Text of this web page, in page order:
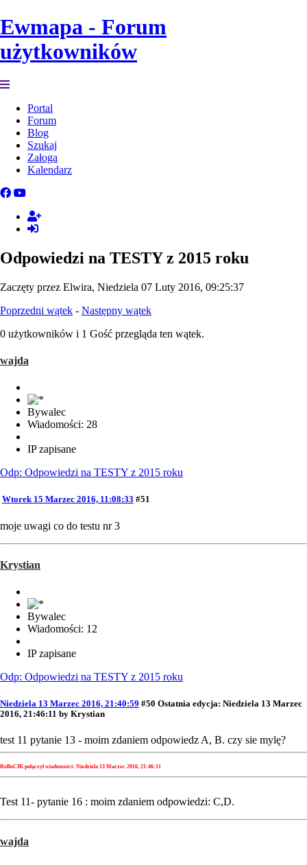
Ewmapa - Forum
użytkowników
Portal
Forum
Blog
Szukaj
Załoga
Kalendarz
Odpowiedzi na TESTY z 2015 roku
Zaczęty przez Elwira, Niedziela 07 Luty 2016, 09:25:37
Poprzedni wątek - Następny wątek
0 użytkowników i 1 Gość przegląda ten wątek.
wajda
Bywalec
Wiadomości: 28
IP zapisane
Odp: Odpowiedzi na TESTY z 2015 roku
Wtorek 15 Marzec 2016, 11:08:33 #51
moje uwagi co do testu nr 3
Krystian
Bywalec
Wiadomości: 12
IP zapisane
Odp: Odpowiedzi na TESTY z 2015 roku
Niedziela 13 Marzec 2016, 21:40:59 #50 Ostatnia edycja: Niedziela 13 Marzec
2016, 21:46:11 by Krystian
test 11 pytanie 13 - moim zdaniem odpowiedz A, B. czy sie mylę?
RoBoCIK połączył wiadomości: Niedziela 13 Marzec 2016, 21:46:11
Test 11- pytanie 16 : moim zdaniem odpowiedzi: C,D.
wajda